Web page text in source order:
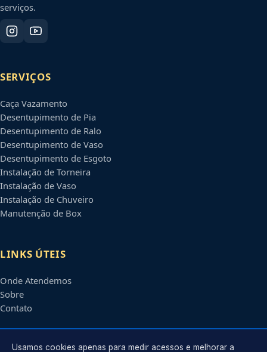
serviços.
SERVIÇOS
Caça Vazamento
Desentupimento de Pia
Desentupimento de Ralo
Desentupimento de Vaso
Desentupimento de Esgoto
Instalação de Torneira
Instalação de Vaso
Instalação de Chuveiro
Manutenção de Box
LINKS ÚTEIS
Onde Atendemos
Sobre
Contato
CONTATO
Usamos cookies apenas para medir acessos e melhorar a